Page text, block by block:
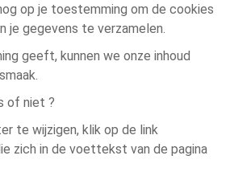
op je toestemming om de cookies
je gegevens te verzamelen.
geeft, kunnen we onze inhoud
of niet ?
te wijzigen, klik op de link
zich in de voettekst van de pagina
één
verkoopsvoorwaarden
Wettelijke bepalingen
Persoonsgegevens